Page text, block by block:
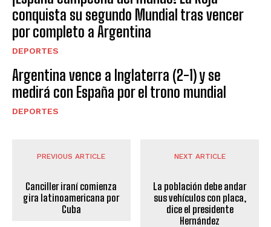
conquista su segundo Mundial tras vencer
por completo a Argentina
DEPORTES
Argentina vence a Inglaterra (2-1) y se
medirá con España por el trono mundial
DEPORTES
PREVIOUS ARTICLE
Canciller iraní comienza
gira latinoamericana por
Cuba
NEXT ARTICLE
La población debe andar
sus vehículos con placa,
dice el presidente
Hernández